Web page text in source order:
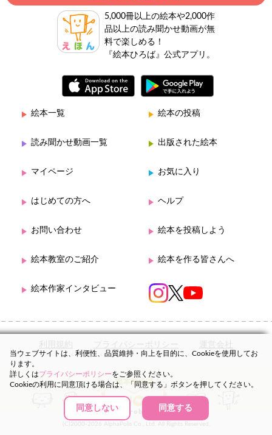
5,000冊以上の絵本や2,000作
品以上の読み聞かせ動画が無
料で楽しめる！
『絵本ひろば』公式アプリ。
絵本一覧 絵本の投稿
読み聞かせ動画一覧 出版された絵本
マイページ お気に入り
はじめての方へ ヘルプ
お問い合わせ 絵本を投稿しよう
絵本教室のご紹介 絵本を作る皆さんへ
絵本作家インタビュー
利用規約 プライバシーポリシー 運営会社
(C)2000-2026 AlphaPolis Co., Ltd. All Rights Reserved.
当ウェブサイトは、利便性、品質維持・向上を目的に、Cookieを使用してお
ります。
詳しくはプライバシーポリシーをご参照ください。
Cookieの利用に同意頂ける場合は、「同意する」ボタンを押してください。
同意しない 同意する